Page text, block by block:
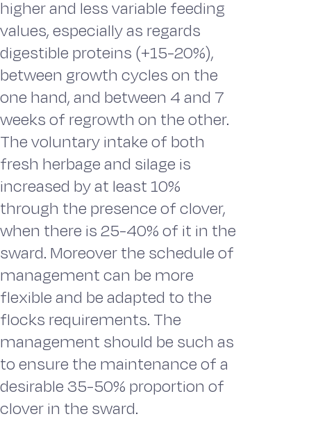
higher and less variable feeding
values, especially as regards
digestible proteins (+15-20%),
between growth cycles on the
one hand, and between 4 and 7
weeks of regrowth on the other.
The voluntary intake of both
fresh herbage and silage is
increased by at least 10%
through the presence of clover,
when there is 25-40% of it in the
sward. Moreover the schedule of
management can be more
flexible and be adapted to the
flocks requirements. The
management should be such as
to ensure the maintenance of a
desirable 35-50% proportion of
clover in the sward.